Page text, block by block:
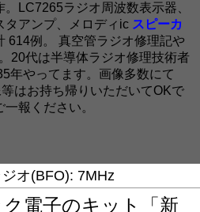
LC7265ラジオ周波数表示器、
タアンプ、メロディic スピーカ
614例。 真空管ラジオ修理記や
20代は半導体ラジオ修理技術者
年やってます。画像多数にて
はお持ち帰りいただいてOKで
報ください。
オ(BFO): 7MHz
電子のキット「新